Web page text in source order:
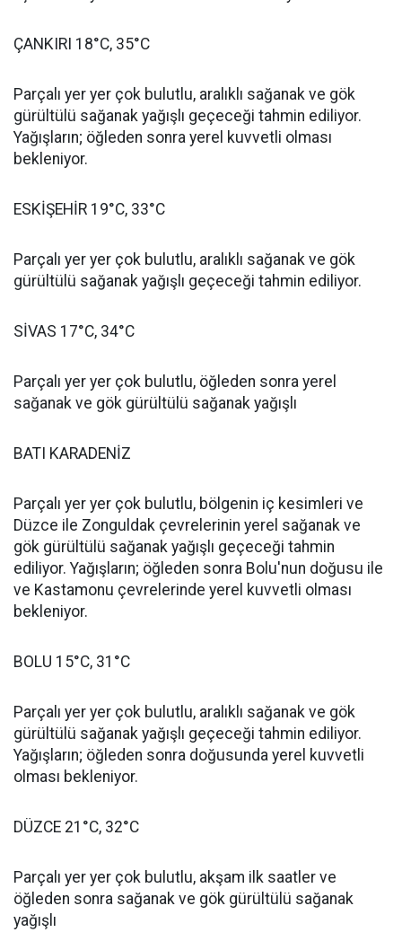
ÇANKIRI 18°C, 35°C
Parçalı yer yer çok bulutlu, aralıklı sağanak ve gök
gürültülü sağanak yağışlı geçeceği tahmin ediliyor.
Yağışların; öğleden sonra yerel kuvvetli olması
bekleniyor.
ESKİŞEHİR 19°C, 33°C
Parçalı yer yer çok bulutlu, aralıklı sağanak ve gök
gürültülü sağanak yağışlı geçeceği tahmin ediliyor.
SİVAS 17°C, 34°C
Parçalı yer yer çok bulutlu, öğleden sonra yerel
sağanak ve gök gürültülü sağanak yağışlı
BATI KARADENİZ
Parçalı yer yer çok bulutlu, bölgenin iç kesimleri ve
Düzce ile Zonguldak çevrelerinin yerel sağanak ve
gök gürültülü sağanak yağışlı geçeceği tahmin
ediliyor. Yağışların; öğleden sonra Bolu'nun doğusu ile
ve Kastamonu çevrelerinde yerel kuvvetli olması
bekleniyor.
BOLU 15°C, 31°C
Parçalı yer yer çok bulutlu, aralıklı sağanak ve gök
gürültülü sağanak yağışlı geçeceği tahmin ediliyor.
Yağışların; öğleden sonra doğusunda yerel kuvvetli
olması bekleniyor.
DÜZCE 21°C, 32°C
Parçalı yer yer çok bulutlu, akşam ilk saatler ve
öğleden sonra sağanak ve gök gürültülü sağanak
yağışlı